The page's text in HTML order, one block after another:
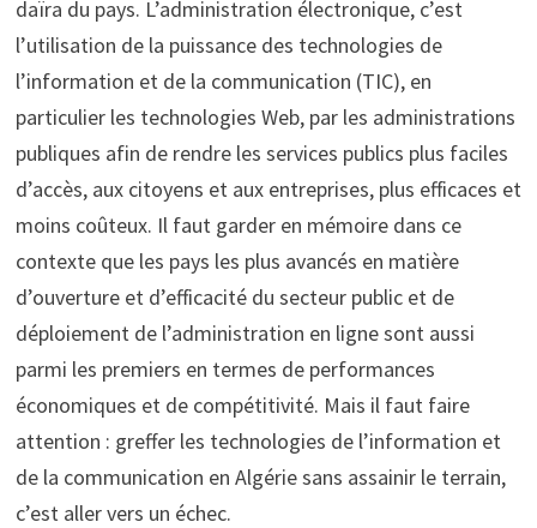
daïra du pays. L’administration électronique, c’est
l’utilisation de la puissance des technologies de
l’information et de la communication (TIC), en
particulier les technologies Web, par les administrations
publiques afin de rendre les services publics plus faciles
d’accès, aux citoyens et aux entreprises, plus efficaces et
moins coûteux. Il faut garder en mémoire dans ce
contexte que les pays les plus avancés en matière
d’ouverture et d’efficacité du secteur public et de
déploiement de l’administration en ligne sont aussi
parmi les premiers en termes de performances
économiques et de compétitivité. Mais il faut faire
attention : greffer les technologies de l’information et
de la communication en Algérie sans assainir le terrain,
c’est aller vers un échec.